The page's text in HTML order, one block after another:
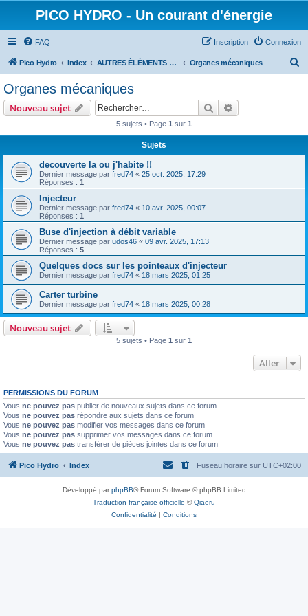
PICO HYDRO - Un courant d'énergie
FAQ Connexion
Inscription
Pico Hydro Index AUTRES ÉLÉMENTS CONSTITUTIFS D'UNE PICO-TURBINE Organes mécaniques
Organes mécaniques
Nouveau sujet Rechercher
5 sujets • Page 1 sur 1
Sujets
decouverte la ou j'habite !!
Dernier message par fred74 « 25 oct. 2025, 17:29
Réponses : 1
Injecteur
Dernier message par fred74 « 10 avr. 2025, 00:07
Réponses : 1
Buse d'injection à débit variable
Dernier message par udos46 « 09 avr. 2025, 17:13
Réponses : 5
Quelques docs sur les pointeaux d'injecteur
Dernier message par fred74 « 18 mars 2025, 01:25
Carter turbine
Dernier message par fred74 « 18 mars 2025, 00:28
Nouveau sujet
5 sujets • Page 1 sur 1
Aller
PERMISSIONS DU FORUM
Vous ne pouvez pas publier de nouveaux sujets dans ce forum
Vous ne pouvez pas répondre aux sujets dans ce forum
Vous ne pouvez pas modifier vos messages dans ce forum
Vous ne pouvez pas supprimer vos messages dans ce forum
Vous ne pouvez pas transférer de pièces jointes dans ce forum
Pico Hydro Index Fuseau horaire sur UTC+02:00
Développé parphpBB® Forum Software © phpBB Limited
Traduction française officielle ©Qiaeru
Confidentialité | Conditions